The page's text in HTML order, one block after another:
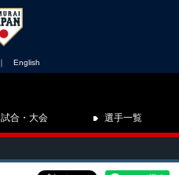
｜ English
試合・大会 選手一覧